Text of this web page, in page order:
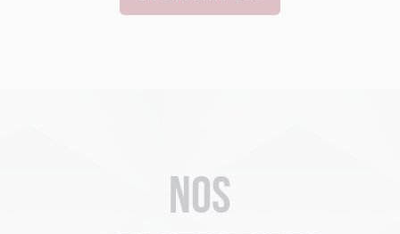
Nos